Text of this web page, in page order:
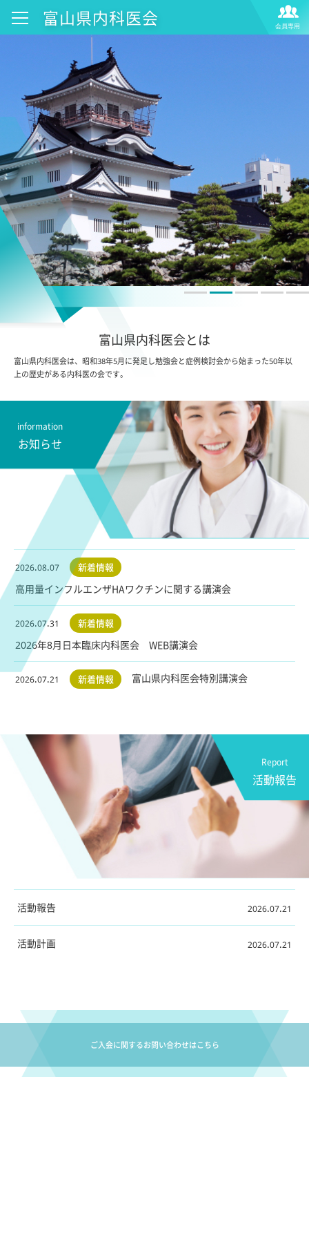
富山県内科医会
富山県内科医会とは
富山県内科医会は、昭和38年5月に発足し勉強会と症例検討会から始まった50年以
上の歴史がある内科医の会です。
information
お知らせ
2026.08.07 新着情報
高用量インフルエンザHAワクチンに関する講演会
2026.07.31 新着情報
2026年8月日本臨床内科医会 WEB講演会
2026.07.21 新着情報 富山県内科医会特別講演会
Report
活動報告
活動報告 2026.07.21
活動計画 2026.07.21
ご入会に関するお問い合わせはこちら
メニューを閉じる
内科医会について
会長挨拶
活動報告
お知らせ
入会案内
お問い合わせ